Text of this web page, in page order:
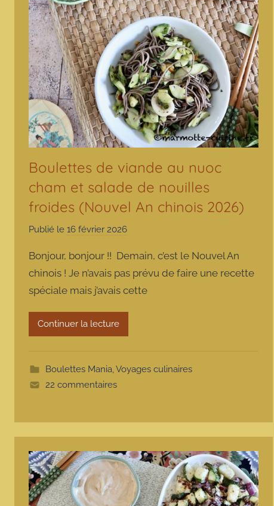
Boulettes de viande au nuoc
cham et salade de nouilles
froides (Nouvel An chinois 2026)
Publié le 16 février 2026
r
m
a
o
t
Bonjour, bonjour !! Demain, c’est le Nouvel An
chinois ! Je n’avais pas prévu de faire une recette
spéciale mais j’avais cette
Continuer la lecture
Boulettes Mania,Voyages culinaires
22 commentaires